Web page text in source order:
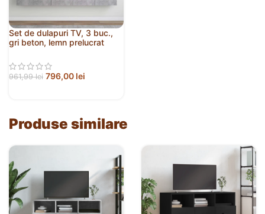
Set de dulapuri TV, 3 buc.,
gri beton, lemn prelucrat
961,99lei 796,00 lei
Produse similare